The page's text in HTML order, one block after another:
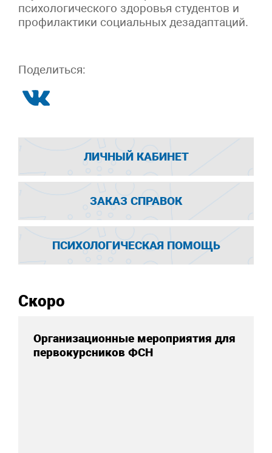
психологического здоровья студентов и
профилактики социальных дезадаптаций.
Поделиться:
ЛИЧНЫЙ КАБИНЕТ
ЗАКАЗ СПРАВОК
ПСИХОЛОГИЧЕСКАЯ ПОМОЩЬ
Скоро
Организационные мероприятия для
первокурсников ФСН